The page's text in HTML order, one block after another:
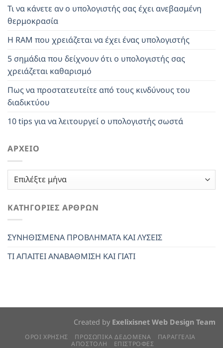
Τι να κάνετε αν ο υπολογιστής σας έχει ανεβασμένη
θερμοκρασία
Η RAM που χρειάζεται να έχει ένας υπολογιστής
5 σημάδια που δείχνουν ότι ο υπολογιστής σας
χρειάζεται καθαρισμό
Πως να προστατευτείτε από τους κινδύνους του
διαδικτύου
10 tips για να λειτουργεί ο υπολογιστής σωστά
ΑΡΧΕΊΟ
Αρχείο
ΚΑΤΗΓΟΡΊΕΣ ΆΡΘΡΩΝ
ΣΥΝΗΘΙΣΜΕΝΑ ΠΡΟΒΛΗΜΑΤΑ ΚΑΙ ΛΥΣΕΙΣ
ΤΙ ΑΠΑΙΤΕΙ ΑΝΑΒΑΘΜΙΣΗ ΚΑΙ ΓΙΑΤΙ
Created by Exelixisnet Web Design Team
ΟΡΟΙ ΧΡΗΣΗΣ ΠΡΟΣΩΠΙΚΆ ΔΕΔΟΜΈΝΑ
ΠΑΡΑΓΓΕΛΙΑ
ΑΠΟΣΤΟΛΗ
ΕΠΙΣΤΡΟΦΕΣ